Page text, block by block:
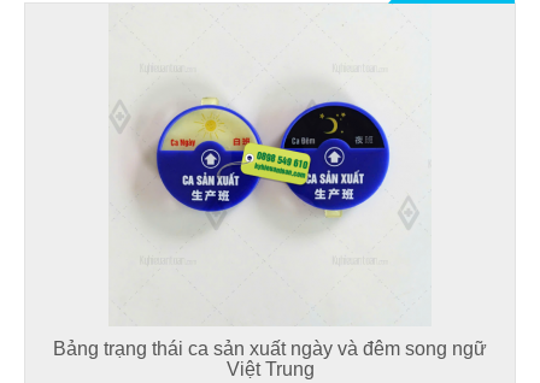
Bảng trạng thái ca sản xuất ngày và đêm song ngữ
Việt Trung